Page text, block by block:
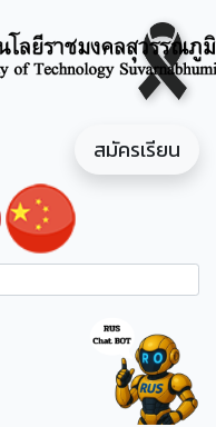
สมัครเรียน